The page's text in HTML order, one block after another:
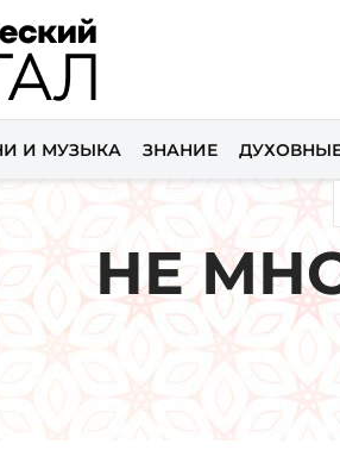
И МУЗЫКА ЗНАНИЕ
НЕ